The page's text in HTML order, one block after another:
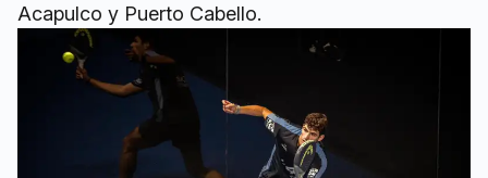
Acapulco y Puerto Cabello.